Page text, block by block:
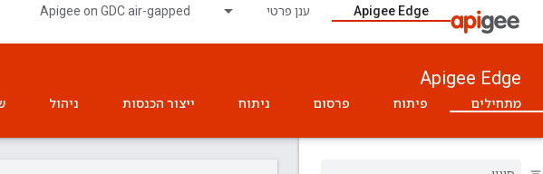
Apigee Edge ענן פרטי ‫Apigee on GDC air-gapped
Apigee Edge
מתחילים פיתוח פרסום ניתוח ייצור הכנסות ניהול